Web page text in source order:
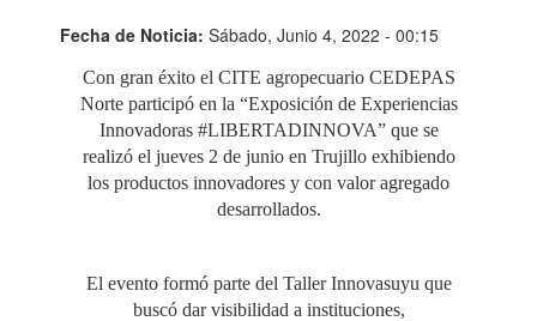
Fecha de Noticia: Sábado, Junio 4, 2022 - 00:15
Con gran éxito el CITE agropecuario CEDEPAS
Norte participó en la “Exposición de Experiencias
Innovadoras #LIBERTADINNOVA” que se
realizó el jueves 2 de junio en Trujillo exhibiendo
los productos innovadores y con valor agregado
desarrollados.
El evento formó parte del Taller Innovasuyu que
buscó dar visibilidad a instituciones,